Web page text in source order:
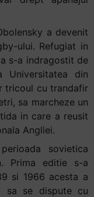
a devenit
ului. Refugiat in
s-a indragostit de
din
tricoul cu trandafir
sa marcheze un
in care a reusit
Angliei.
sovietica
Prima editie s-a
si 1966 acesta a
sa se dispute cu